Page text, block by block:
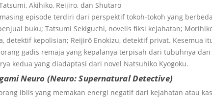
Akihiko, Reijiro, dan Shutaro
episode terdiri dari perspektif tokoh-tokoh yang
buku; Tatsumi Sekiguchi, novelis fiksi kejahatan;
detektif kepolisian; Reijirō Enokizu, detektif privat. Kesemua
gadis remaja yang kepalanya terpisah dari tubuhnya
kedua yang diadaptasi dari novel Natsuhiko Kyogoku.
Neuro (Neuro: Supernatural Detective)
iblis yang memakan energi negatif dari kejahatan atau